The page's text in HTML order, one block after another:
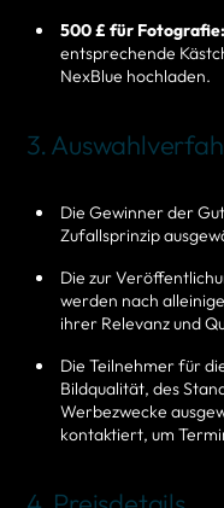
500 £ für Fotografie:
entsprechende
NexBlue hochladen.
3.
Die Gewinner der
Zufallsprinzip
Die zur
werden nach
ihrer Relevanz und
Die Teilnehmer für
Bildqualität, des
Werbezwecke
kontaktiert, um